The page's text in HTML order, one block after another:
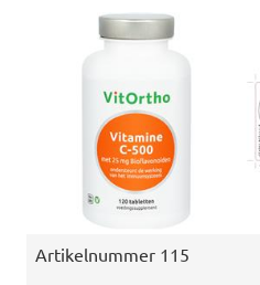
Artikelnummer 115